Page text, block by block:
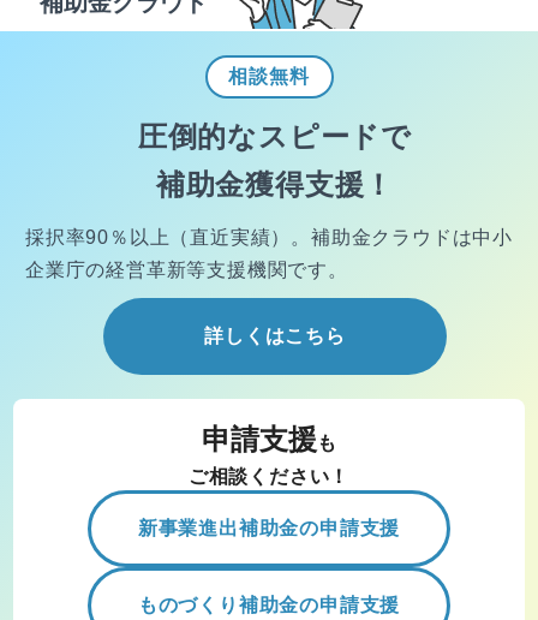
相談無料
圧倒的なスピードで
補助金獲得支援！
採択率90％以上（直近実績）。 補助金クラウドは中小
企業庁の経営革新等支援機関です。
詳しくはこちら
申請支援 も
ご相談ください！
新事業進出補助金の申請支援
ものづくり補助金の申請支援